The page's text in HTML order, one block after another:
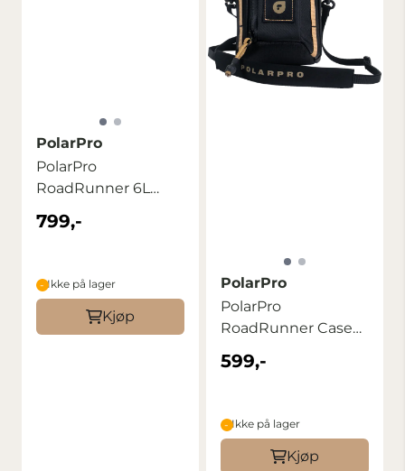
PolarPro
PolarPro
RoadRunner 6L
Sling Desert
799,-
Ikke på lager
Kjøp
PolarPro
PolarPro
RoadRunner Case
599,-
Ikke på lager
Kjøp